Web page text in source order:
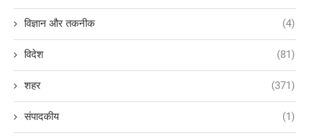
विज्ञान और तकनीक (4)
विदेश (81)
शहर (371)
संपादकीय (1)